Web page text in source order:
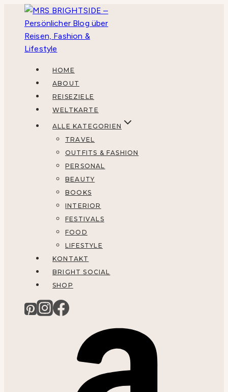
springen
HOME
ABOUT
REISEZIELE
WELTKARTE
ALLE KATEGORIEN
TRAVEL
OUTFITS & FASHION
PERSONAL
BEAUTY
BOOKS
INTERIOR
FESTIVALS
FOOD
LIFESTYLE
KONTAKT
BRIGHT SOCIAL
SHOP